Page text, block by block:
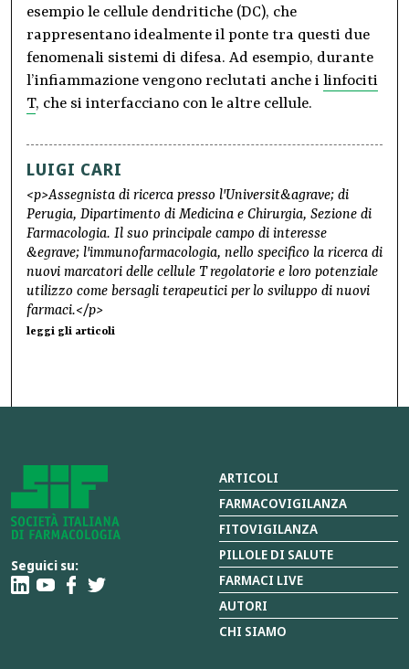
esempio le cellule dendritiche (DC), che
rappresentano idealmente il ponte tra questi due
fenomenali sistemi di difesa. Ad esempio, durante
l’infiammazione vengono reclutati anche i linfociti
T, che si interfacciano con le altre cellule.
LUIGI CARI
<p>Assegnista di ricerca presso l'Universit&agrave; di
Perugia, Dipartimento di Medicina e Chirurgia, Sezione di
Farmacologia. Il suo principale campo di interesse
&egrave; l'immunofarmacologia, nello specifico la ricerca di
nuovi marcatori delle cellule T regolatorie e loro potenziale
utilizzo come bersagli terapeutici per lo sviluppo di nuovi
farmaci.</p>
leggi gli articoli
Seguici su:
ARTICOLI
FARMACOVIGILANZA
FITOVIGILANZA
PILLOLE DI SALUTE
FARMACI LIVE
AUTORI
CHI SIAMO